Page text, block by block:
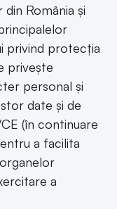
România și
privind protecția
privește
personal și
date și de
(în continuare
a facilita
a